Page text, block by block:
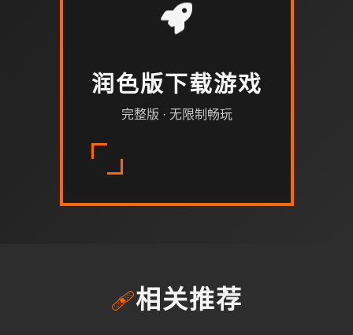
润色版下载游戏
完整版 · 无限制畅玩
🩹相关推荐